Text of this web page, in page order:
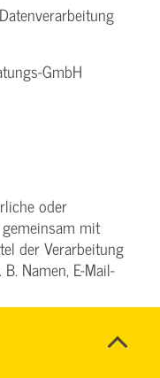
GmbH
oder
mit
der Verarbeitung
Namen, E-Mail-